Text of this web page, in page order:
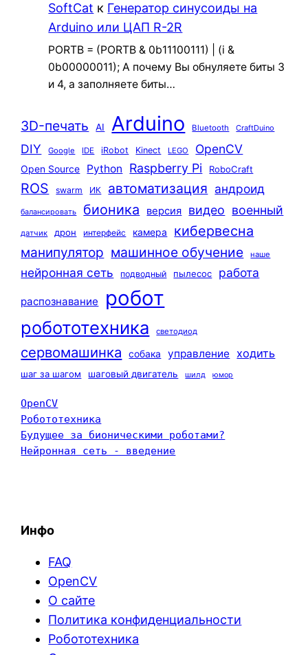
SoftCat к Генератор синусоиды на
Arduino или ЦАП R-2R
PORTB = (PORTB & 0b11100111) | (i &
0b00000011); А почему Вы обнуляете биты 3
и 4, а заполняете биты…
3D-печать AI Arduino Bluetooth CraftDuino
DIY Google IDE iRobot Kinect LEGO OpenCV
Open Source Python Raspberry Pi RoboCraft
ROS swarm ИК автоматизация андроид
балансировать бионика версия видео военный
датчик дрон интерфейс камера кибервесна
манипулятор машинное обучение наше
нейронная сеть подводный пылесос работа
распознавание робот
робототехника светодиод
сервомашинка собака управление ходить
шаг за шагом шаговый двигатель шилд юмор
OpenCV
Робототехника
Будущее за бионическими роботами?
Нейронная сеть - введение
Инфо
FAQ
OpenCV
О сайте
Политика конфиденциальности
Робототехника